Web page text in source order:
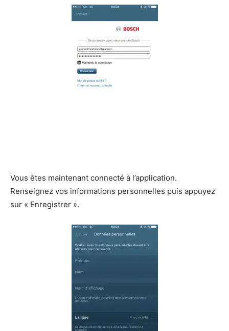
Vous êtes maintenant connecté à l’application.
Renseignez vos informations personnelles puis appuyez
sur « Enregistrer ».